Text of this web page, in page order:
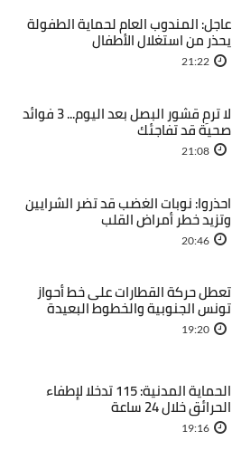
عاجل: المندوب العام لحماية الطفولة
يحذر من استغلال الأطفال
21:22
لا ترمِ قشور البصل بعد اليوم... 3 فوائد
صحية قد تفاجئك
21:08
احذروا: نوبات الغضب قد تضر الشرايين
وتزيد خطر أمراض القلب
20:46
تعطل حركة القطارات على خط أحواز
تونس الجنوبية والخطوط البعيدة
19:20
الحماية المدنية: 115 تدخلا لإطفاء
الحرائق خلال 24 ساعة
19:16